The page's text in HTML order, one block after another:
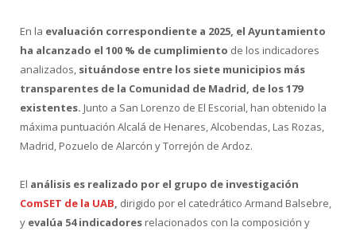
En la evaluación correspondiente a 2025, el Ayuntamiento
ha alcanzado el 100 % de cumplimiento de los indicadores
analizados, situándose entre los siete municipios más
transparentes de la Comunidad de Madrid, de los 179
existentes. Junto a San Lorenzo de El Escorial, han obtenido la
máxima puntuación Alcalá de Henares, Alcobendas, Las Rozas,
Madrid, Pozuelo de Alarcón y Torrejón de Ardoz.
El análisis es realizado por el grupo de investigación
ComSET de la UAB, dirigido por el catedrático Armand Balsebre,
y evalúa 54 indicadores relacionados con la composición y